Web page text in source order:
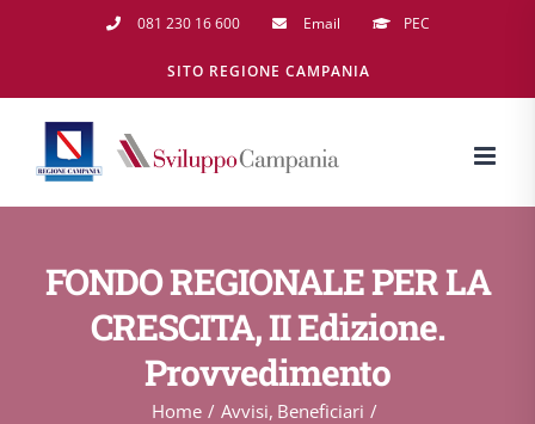
081 230 16 600 Email PEC
SITO REGIONE CAMPANIA
FONDO REGIONALE PER LA
CRESCITA, II Edizione.
Provvedimento
Home Avvisi Beneficiari